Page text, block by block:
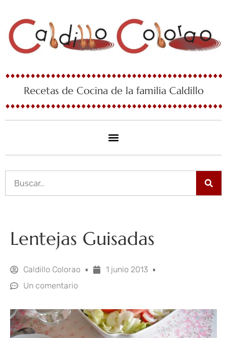
contenido
Recetas de Cocina de la familia Caldillo
Buscar
Lentejas Guisadas
Caldillo Colorao
1 junio 2013
Un comentario